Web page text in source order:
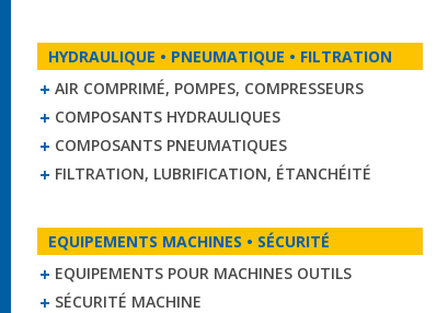
HYDRAULIQUE • PNEUMATIQUE • FILTRATION
AIR COMPRIMÉ, POMPES, COMPRESSEURS
COMPOSANTS HYDRAULIQUES
COMPOSANTS PNEUMATIQUES
FILTRATION, LUBRIFICATION, ÉTANCHÉITÉ
EQUIPEMENTS MACHINES • SÉCURITÉ
EQUIPEMENTS POUR MACHINES OUTILS
SÉCURITÉ MACHINE